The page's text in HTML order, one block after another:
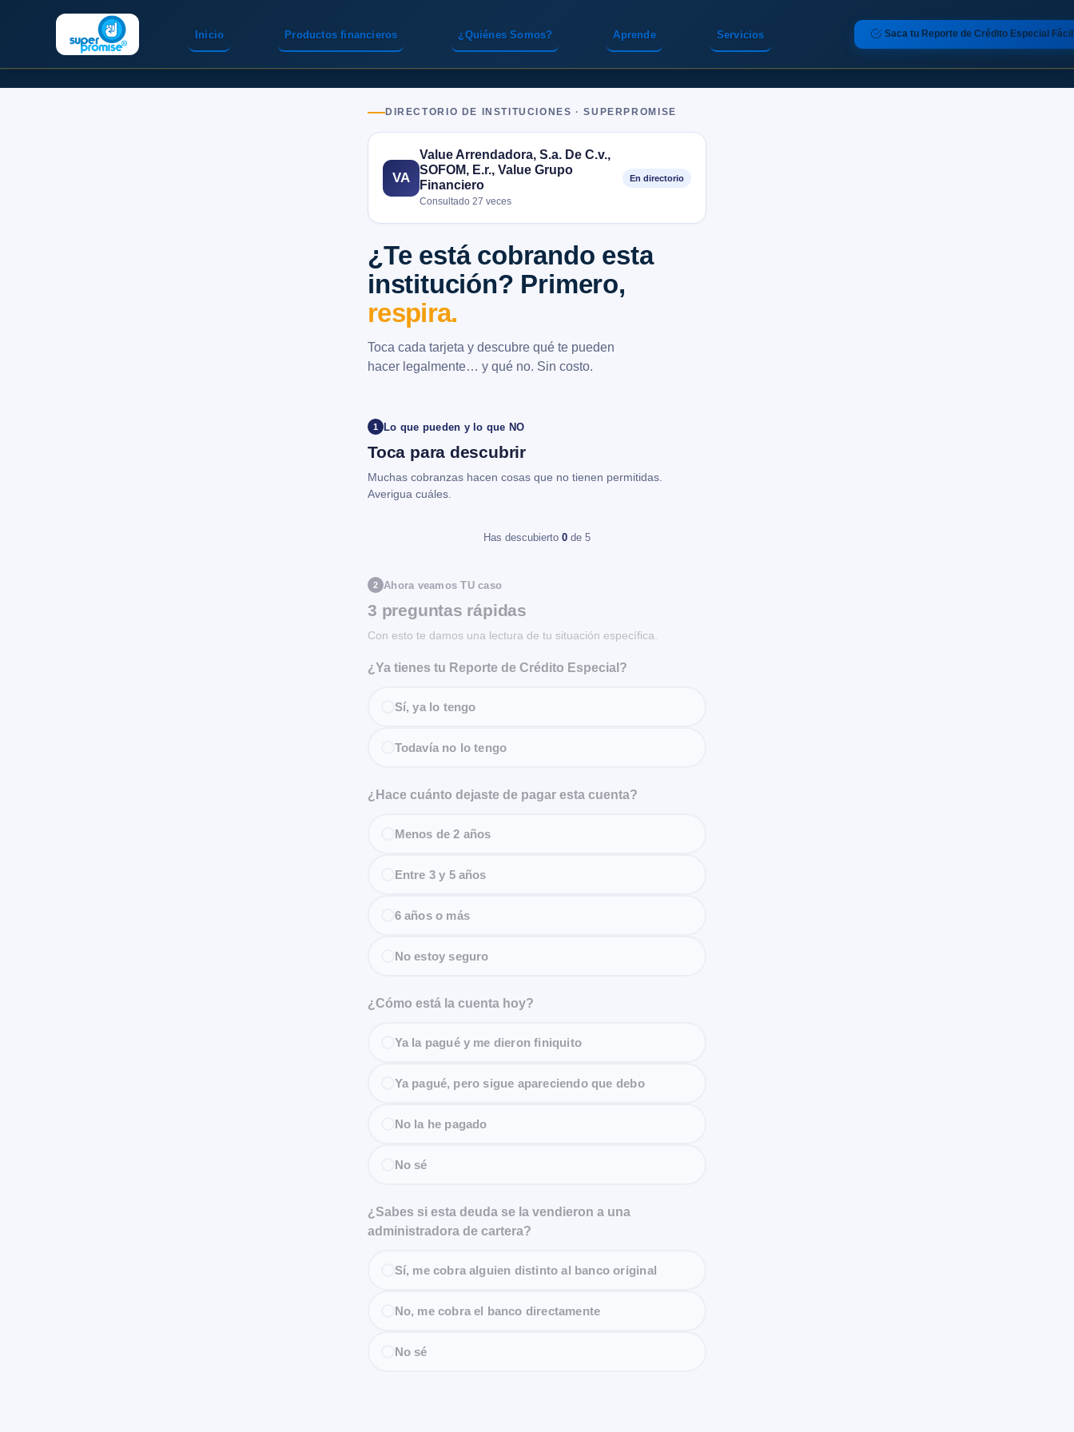
Inicio Servicios
Productos financieros ¿Quiénes Somos? Aprende Saca tu Reporte de Crédito Especial Fácil
DIRECTORIO DE INSTITUCIONES · SUPERPROMISE
VA
Value Arrendadora, S.a. De C.v.,
SOFOM, E.r., Value Grupo
Financiero
Consultado 27 veces
En directorio
¿Te está cobrando esta
institución? Primero,
respira.
Toca cada tarjeta y descubre qué te pueden
hacer legalmente… y qué no. Sin costo.
1 Lo que pueden y lo que NO
Toca para descubrir
Muchas cobranzas hacen cosas que no tienen permitidas.
Averigua cuáles.
Has descubierto 0 de 5
2 Ahora veamos TU caso
3 preguntas rápidas
Con esto te damos una lectura de tu situación específica.
¿Ya tienes tu Reporte de Crédito Especial?
Sí, ya lo tengo
Todavía no lo tengo
¿Hace cuánto dejaste de pagar esta cuenta?
Menos de 2 años
Entre 3 y 5 años
6 años o más
No estoy seguro
¿Cómo está la cuenta hoy?
Ya la pagué y me dieron finiquito
Ya pagué, pero sigue apareciendo que debo
No la he pagado
No sé
¿Sabes si esta deuda se la vendieron a una
administradora de cartera?
Sí, me cobra alguien distinto al banco original
No, me cobra el banco directamente
No sé